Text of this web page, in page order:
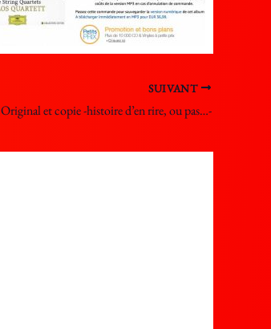
SUIVANT
Original et copie -histoire d’en rire, ou pas…-